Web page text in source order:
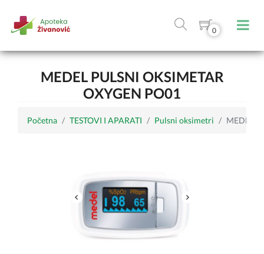
0
MEDEL PULSNI OKSIMETAR
OXYGEN PO01
Početna TESTOVI I APARATI Pulsni oksimetri MEDEL